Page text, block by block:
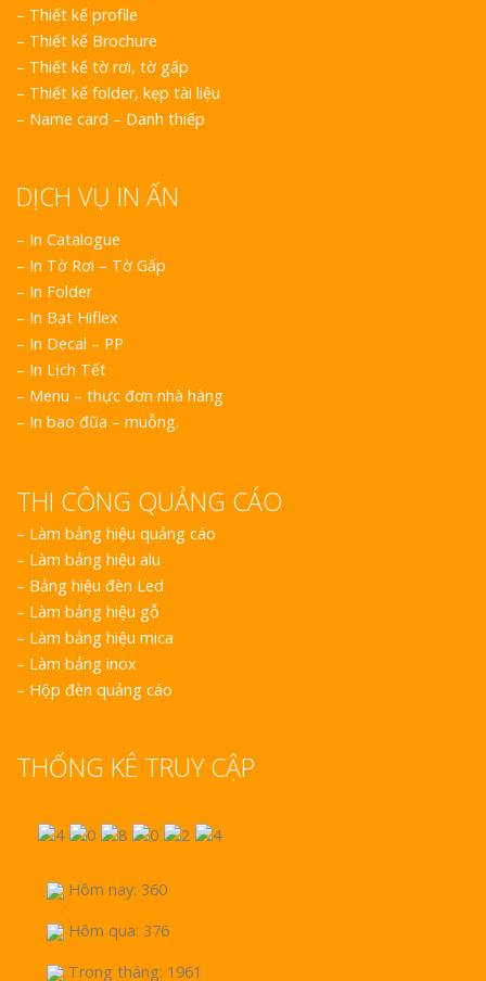
– Thiết kế profile
– Thiết kế Brochure
– Thiết kế tờ rơi, tờ gấp
– Thiết kế folder, kẹp tài liệu
– Name card – Danh thiếp
DỊCH VỤ IN ẤN
– In Catalogue
– In Tờ Rơi – Tờ Gấp
– In Folder
– In Bạt Hiflex
– In Decal – PP
– In Lịch Tết
– Menu – thực đơn nhà hàng
– In bao đũa – muỗng.
THI CÔNG QUẢNG CÁO
– Làm bảng hiệu quảng cáo
– Làm bảng hiệu alu
– Bảng hiệu đèn Led
– Làm bảng hiệu gỗ
– Làm bảng hiệu mica
– Làm bảng inox
– Hộp đèn quảng cáo
THỐNG KÊ TRUY CẬP
Hôm nay: 360
Hôm qua: 376
Trong tháng: 1961